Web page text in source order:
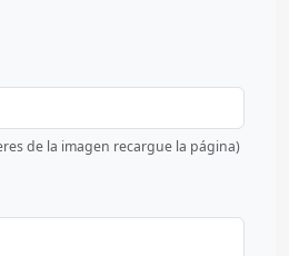
de la imagen recargue la página)